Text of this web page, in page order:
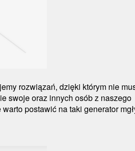
rozwiązań, dzięki którym nie
swoje oraz innych osób z naszego
postawić na taki generator